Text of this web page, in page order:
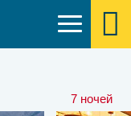
7 ночей